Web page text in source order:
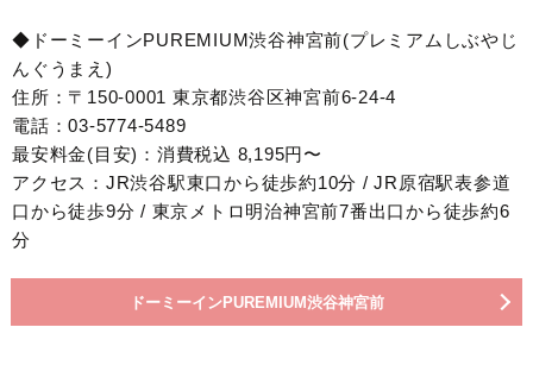
◆ドーミーインPUREMIUM渋谷神宮前(プレミアムしぶやじ
んぐうまえ)
住所：〒150-0001 東京都渋谷区神宮前6-24-4
電話：03-5774-5489
最安料金(目安)：消費税込 8,195円〜
アクセス：JR渋谷駅東口から徒歩約10分 / JR原宿駅表参道
口から徒歩9分 / 東京メトロ明治神宮前7番出口から徒歩約6
分
ドーミーインPUREMIUM渋谷神宮前